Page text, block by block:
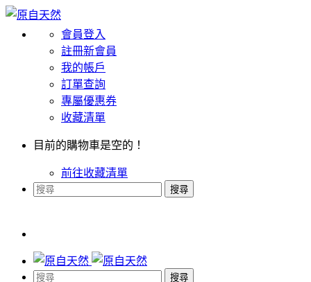
會員登入
註冊新會員
我的帳戶
訂單查詢
專屬優惠券
收藏清單
目前的購物車是空的！
前往收藏清單
搜尋
搜尋